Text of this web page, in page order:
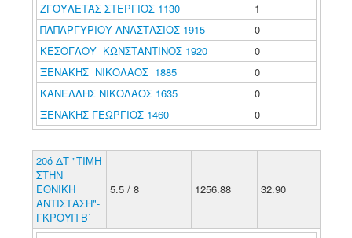
ΖΓΟΥΛΕΤΑΣ ΣΤΕΡΓΙΟΣ 1130
1
ΠΑΠΑΡΓΥΡΙΟΥ ΑΝΑΣΤΑΣΙΟΣ 1915
0
ΚΕΣΟΓΛΟΥ ΚΩΝΣΤΑΝΤΙΝΟΣ 1920
0
ΞΕΝΑΚΗΣ ΝΙΚΟΛΑΟΣ 1885
0
ΚΑΝΕΛΛΗΣ ΝΙΚΟΛΑΟΣ 1635
0
ΞΕΝΑΚΗΣ ΓΕΩΡΓΙΟΣ 1460
0
20ό ΔΤ "ΤΙΜΗ
ΣΤΗΝ
ΕΘΝΙΚΗ
ΑΝΤΙΣΤΑΣΗ"-
ΓΚΡΟΥΠ B΄
5.5 / 8 1256.88 32.90